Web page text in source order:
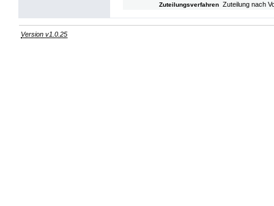
Zuteilungsverfahren Zuteilung nach
Version v1.0.25